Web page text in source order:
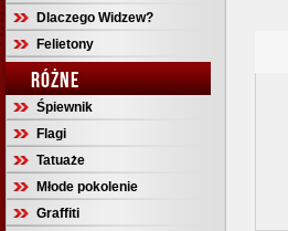
Dlaczego Widzew?
Felietony
RÓŻNE
Śpiewnik
Flagi
Tatuaże
Młode pokolenie
Graffiti